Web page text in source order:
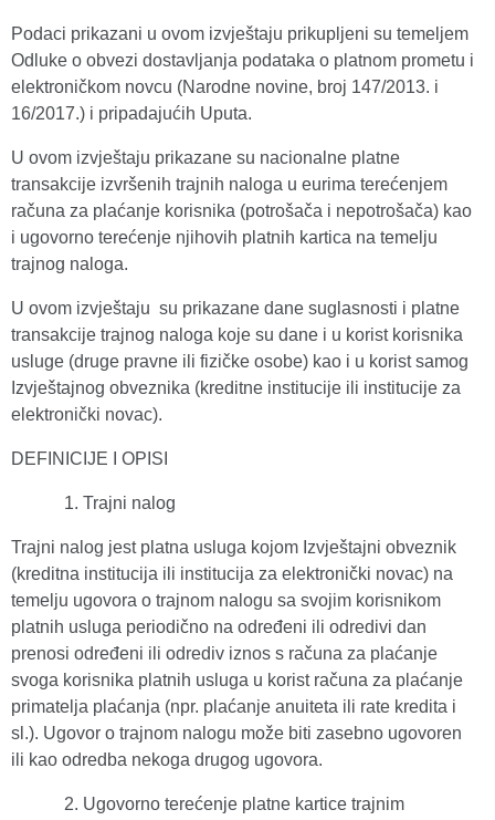
Podaci prikazani u ovom izvještaju prikupljeni su temeljem
Odluke o obvezi dostavljanja podataka o platnom prometu i
elektroničkom novcu (Narodne novine, broj 147/2013. i
16/2017.) i pripadajućih Uputa.
U ovom izvještaju prikazane su nacionalne platne
transakcije izvršenih trajnih naloga u eurima terećenjem
računa za plaćanje korisnika (potrošača i nepotrošača) kao
i ugovorno terećenje njihovih platnih kartica na temelju
trajnog naloga.
U ovom izvještaju su prikazane dane suglasnosti i platne
transakcije trajnog naloga koje su dane i u korist korisnika
usluge (druge pravne ili fizičke osobe) kao i u korist samog
Izvještajnog obveznika (kreditne institucije ili institucije za
elektronički novac).
DEFINICIJE I OPISI
Trajni nalog
Trajni nalog jest platna usluga kojom Izvještajni obveznik
(kreditna institucija ili institucija za elektronički novac) na
temelju ugovora o trajnom nalogu sa svojim korisnikom
platnih usluga periodično na određeni ili odredivi dan
prenosi određeni ili odrediv iznos s računa za plaćanje
svoga korisnika platnih usluga u korist računa za plaćanje
primatelja plaćanja (npr. plaćanje anuiteta ili rate kredita i
sl.). Ugovor o trajnom nalogu može biti zasebno ugovoren
ili kao odredba nekoga drugog ugovora.
Ugovorno terećenje platne kartice trajnim